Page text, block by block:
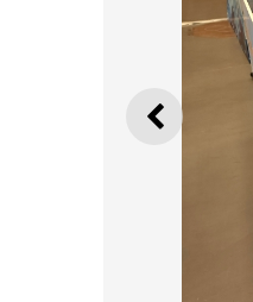
上一則